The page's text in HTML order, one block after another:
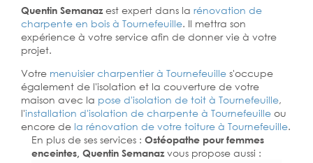
Quentin Semanazest expert dans la rénovation de
charpente en bois à Tournefeuille. Il mettra son
expérience à votre service afin de donner vie à votre
projet.
Votre menuisier charpentier à Tournefeuille s'occupe
également de l'isolation et la couverture de votre
maison avec la pose d'isolation de toit à Tournefeuille,
l'installation d'isolation de charpente à Tournefeuille ou
encore de la rénovation de votre toiture à Tournefeuille.
En plus de ses services : Ostéopathe pour femmes
enceintes, Quentin Semanazvous propose aussi :